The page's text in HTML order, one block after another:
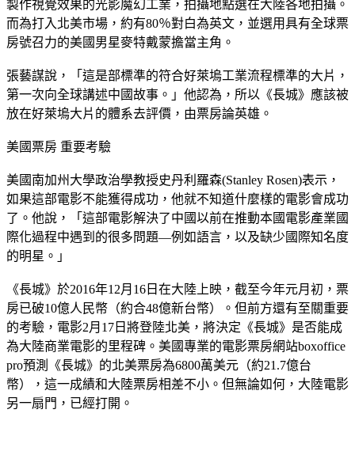
製作視覺效果的光影魔幻工業，拍攝地點選在大陸各地拍攝。
而為打入北美市場，約有80％對白為英文，並選用具有全球票
房號召力的美國男星麥特戴蒙擔當主角。
張藝謀說，「這是部標準的符合好萊塢工業流程標準的大片，
第一次向全球講述中國故事。」他認為，所以《長城》應該被
放在好萊塢大片的體系去評價，由票房論英雄。
美國票房 重要考驗
美國南加州大學政治學教授史丹利羅森(Stanley Rosen)表示，
如果這部電影不能獲得成功，他就不知道什麼樣的電影會成功
了。他說，「這部電影解決了中國以前在推動本國電影產業國
際化過程中遇到的很多問題—例如語言，以及缺少國際知名度
的明星。」
《長城》於2016年12月16日在大陸上映，截至今年元月初，票
房已破10億人民幣（約合48億新台幣）。但前方還有至關重要
的考驗，電影2月17日將登陸北美，將決定《長城》是否能成
為大陸商業電影的里程碑。美國專業的電影票房網站boxoffice
pro預測《長城》的北美票房為6800萬美元（約21.7億台
幣），這一成績和大陸票房相差不小。但無論如何，大陸電影
另一扇門，已經打開。